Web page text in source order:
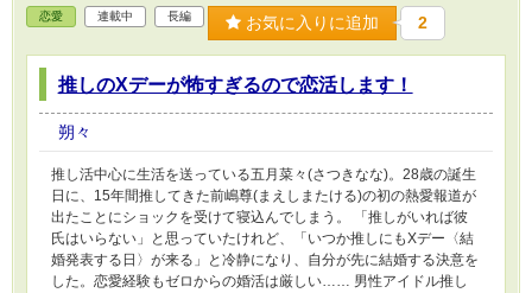
恋愛 連載中 長編 お気に入りに追加 2
推しのXデーが怖すぎるので恋活します！
朔々
推し活中心に生活を送っている五月菜々(さつきなな)。28歳の誕生
日に、15年間推してきた前嶋尊(まえしまたける)の初の熱愛報道が
出たことにショックを受けて寝込んでしまう。 「推しがいれば彼
氏はいらない」と思っていたけれど、「いつか推しにもXデー〈結
婚発表する日〉が来る」と冷静になり、自分が先に結婚する決意を
した。恋愛経験もゼロからの婚活は厳しい…… 男性アイドル推し